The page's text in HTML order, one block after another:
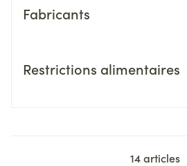
Fabricants
Restrictions alimentaires
14articles